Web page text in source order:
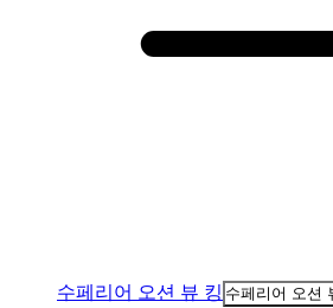
수페리어 오션 뷰 킹 수페리어 오션